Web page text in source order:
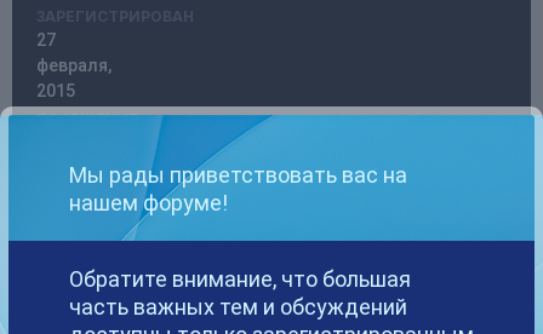
ЗАРЕГИСТРИРОВАН
27
февраля,
2015
ПОСЕЩЕНИЕ
августа,
ПОБЕДИТЕЛЬ
ДНЕЙ
Мы рады приветствовать вас на
нашем форуме!
Обратите внимание, что большая
часть важных тем и обсуждений